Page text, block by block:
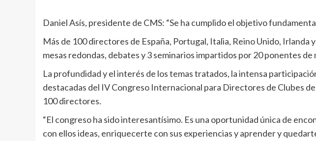
Daniel Asís, presidente de CMS: “Se ha cumplido el objetivo
Más de 100 directores de España, Portugal, Italia, Reino Unido,
mesas redondas, debates y 3 seminarios impartidos por 20 ponentes de
La profundidad y el interés de los temas tratados, la intensa
destacadas del IV Congreso Internacional para Directores de Clubes
100 directores.
“El congreso ha sido interesantísimo. Es una oportunidad única de
con ellos ideas, enriquecerte con sus experiencias y aprender y